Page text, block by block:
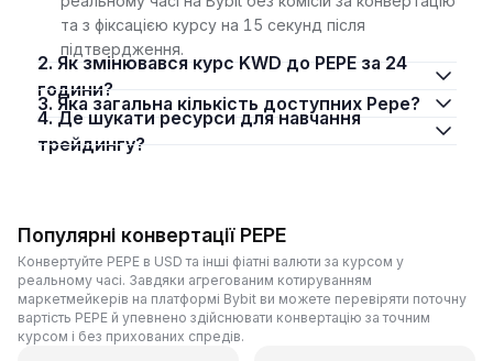
та з фіксацією курсу на 15 секунд після
підтвердження.
2. Як змінювався курс KWD до PEPE за 24
години?
3. Яка загальна кількість доступних Pepe?
4. Де шукати ресурси для навчання
трейдингу?
Популярні конвертації PEPE
Конвертуйте PEPE в USD та інші фіатні валюти за курсом у
реальному часі. Завдяки агрегованим котируванням
маркетмейкерів на платформі Bybit ви можете перевіряти поточну
вартість PEPE й упевнено здійснювати конвертацію за точним
курсом і без прихованих спредів.